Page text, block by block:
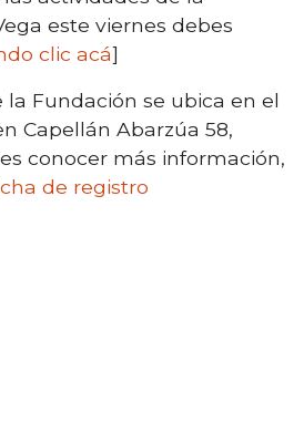
este viernes debes
clic acá]
la Fundación se ubica en el
Capellán Abarzúa 58,
conocer más información,
de registro